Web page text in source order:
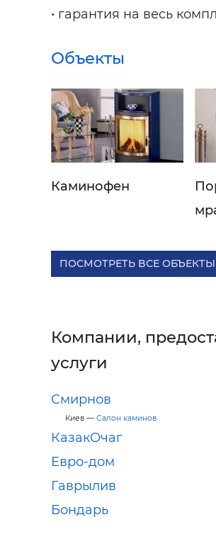
• гарантия на весь
Объекты
Каминофен
ПОСМОТРЕТЬ ВСЕ ОБЪЕКТЫ
Компании,
услуги
Смирнов
Киев — Салон каминов
КазакОчаг
Евро-дом
Гаврылив
Бондарь